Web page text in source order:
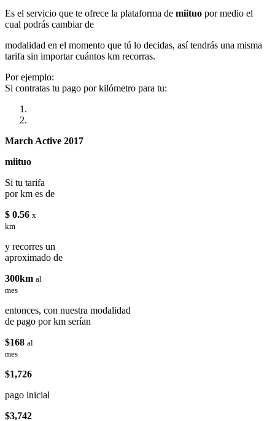
Es el servicio que te ofrece la plataforma de miituo por medio el
cual podrás cambiar de
modalidad en el momento que tú lo decidas, así tendrás una misma
tarifa sin importar cuántos km recorras.
Por ejemplo:
Si contratas tu pago por kilómetro para tu:
March Active 2017
miituo
Si tu tarifa
por km es de
$ 0.56 x
km
y recorres un
aproximado de
300km al
mes
entonces, con nuestra modalidad
de pago por km serían
$168 al
mes
$1,726
pago inicial
$3,742